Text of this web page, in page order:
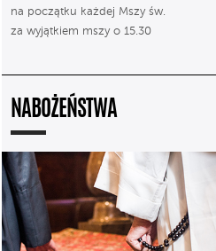
na początku każdej Mszy św.
za wyjątkiem mszy o 15.30
NABOŻEŃSTWA